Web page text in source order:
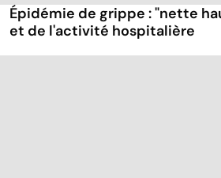
Épidémie de grippe : "nette
et de l'activité hospitalière